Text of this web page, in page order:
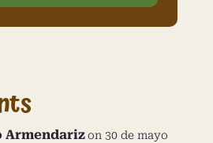
Armendariz on 30 de mayo